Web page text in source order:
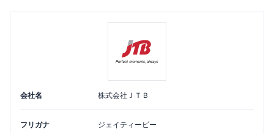
会社名 株式会社ＪＴＢ
フリガナ ジェイティービー